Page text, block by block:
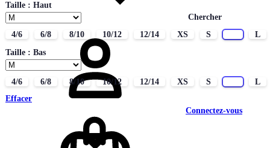
Chercher
Connectez-vous
Taille : Haut
4/6 6/8 8/10 10/12 12/14 XS S
L
Taille : Bas
4/6 6/8 8/10 10/12 12/14 XS S
L
Effacer